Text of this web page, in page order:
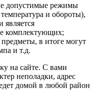
допустимые режимы
и обороты),
является
комплектующих;
в итоге могут
и т.д.
на сайте. С вами
неполадки, адрес
домой в любой район